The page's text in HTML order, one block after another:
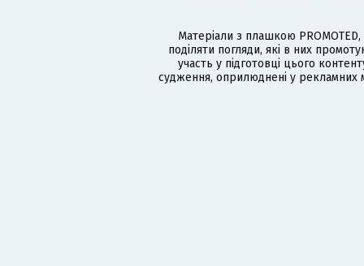
Матеріали з плашкою
поділяти погляди, які в них
участь у підготовці цього
судження, оприлюднені у рекламних